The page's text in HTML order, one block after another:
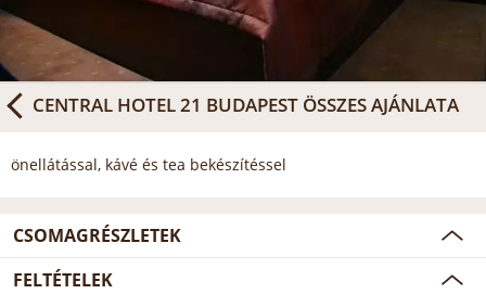
CENTRAL HOTEL 21 BUDAPEST ÖSSZES AJÁNLATA
önellátással, kávé és tea bekészítéssel
CSOMAGRÉSZLETEK
FELTÉTELEK